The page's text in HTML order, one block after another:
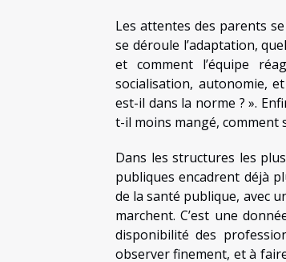
Les attentes des parents
se déroule l’adaptation,
et comment l’équipe
socialisation, autonomie,
est-il dans la norme ? ».
t-il moins mangé, comment
Dans les structures les
publiques encadrent déjà
de la santé publique, avec
marchent. C’est une
disponibilité des
observer finement, et à